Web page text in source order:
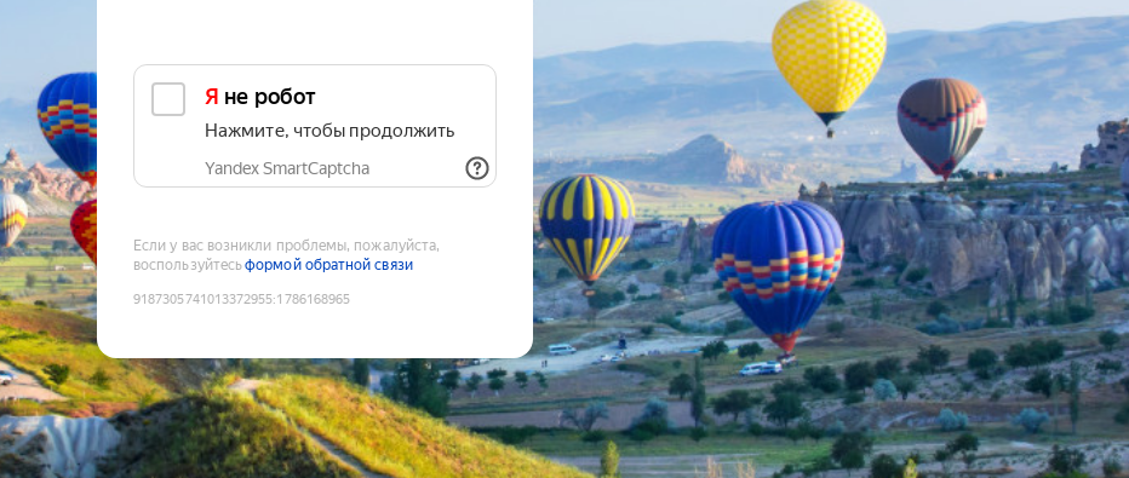
Я не робот
Нажмите, чтобы продолжить
Yandex SmartCaptcha
Если у вас возникли проблемы, пожалуйста,
воспользуйтесьформой обратной связи
9187305741013372955:1786168965